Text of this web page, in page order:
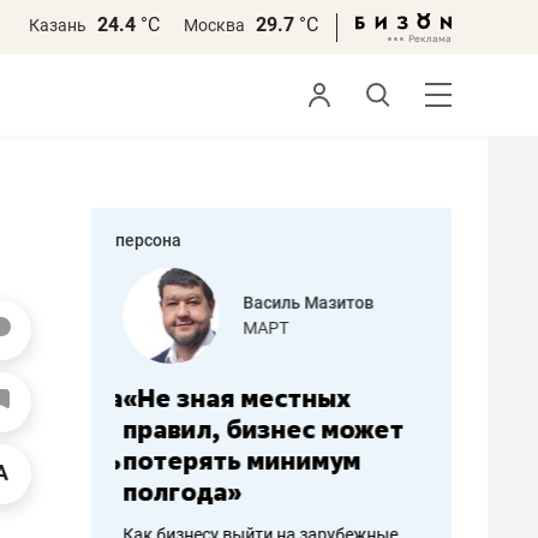
Казань 24.4 °С Москва 29.7 °С
персона
работа
Василь Мазитов
МАРТ
«Не зная местных
правил, бизнес может
потерять минимум
полгода»